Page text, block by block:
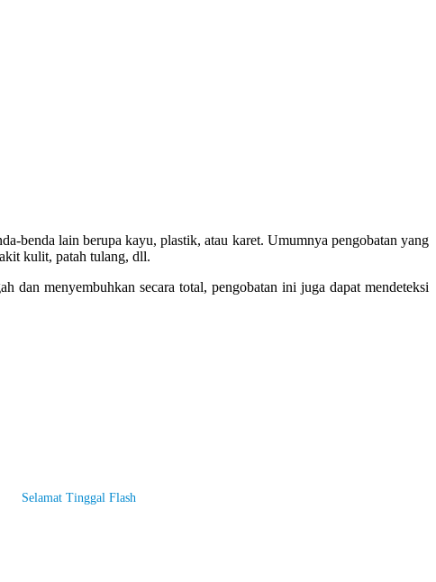
benda lain berupa kayu, plastik, atau karet. Umumnya pengobatan yang
kulit, patah tulang, dll.
dan menyembuhkan secara total, pengobatan ini juga dapat mendeteksi
Selamat Tinggal Flash